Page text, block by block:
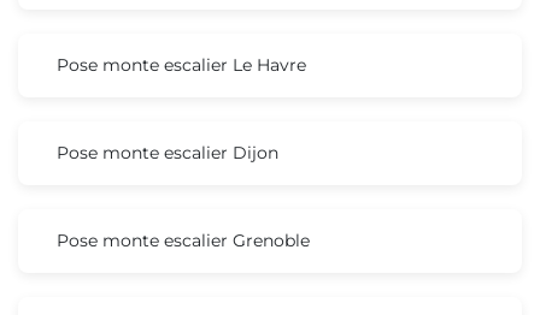
Pose monte escalier Le Havre
Pose monte escalier Dijon
Pose monte escalier Grenoble